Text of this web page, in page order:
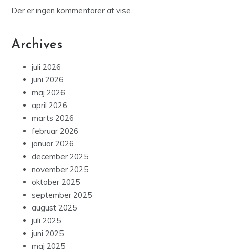
Der er ingen kommentarer at vise.
Archives
juli 2026
juni 2026
maj 2026
april 2026
marts 2026
februar 2026
januar 2026
december 2025
november 2025
oktober 2025
september 2025
august 2025
juli 2025
juni 2025
maj 2025